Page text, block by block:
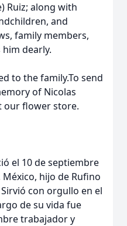
Ruiz; along with
and
family members,
dearly.
to the family.To send
of Nicolas
our flower store.
el 10 de septiembre
México, hijo de Rufino
con orgullo en el
de su vida fue
trabajador y